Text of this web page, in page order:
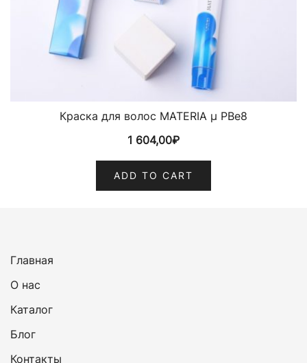
Краска для волос MATERIA µ PBe8
1 604,00₽
ADD TO CART
Главная
О нас
Каталог
Блог
Контакты